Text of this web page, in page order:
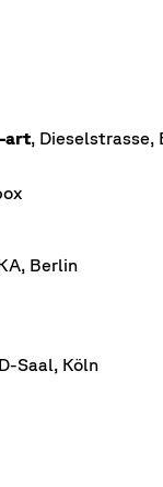
, Dieselstrasse,
Berlin
Saal, Köln